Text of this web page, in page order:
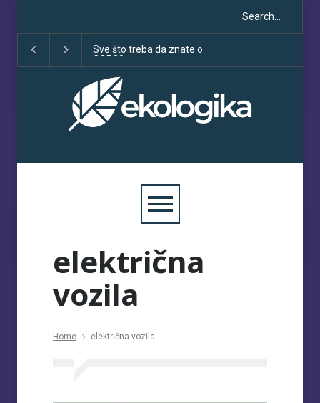
Sve što treba da znate o
COP30
električna
vozila
Home električna vozila